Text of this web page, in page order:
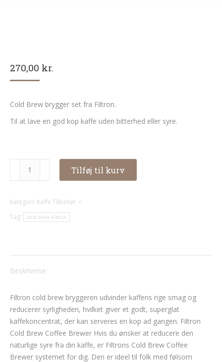
270,00 kr.
Cold Brew brygger set fra Filtron.
Til at lave en god kop kaffe uden bitterhed eller syre.
Filtron
antal
Tilføj til kurv
Kategori: Kaffe Tilbehør
Tag:
cold brew Filtron
Beskrivelse
Filtron cold brew bryggeren udvinder kaffens rige smag og
reducerer syrligheden, hvilket giver et godt, superglat
kaffekoncentrat, der kan serveres en kop ad gangen. Filtron
Cold Brew Coffee Brewer Hvis du ønsker at reducere den
naturlige syre fra din kaffe, er Filtrons Cold Brew Coffee
Brewer systemet for dig. Den er ideel til folk med følsom